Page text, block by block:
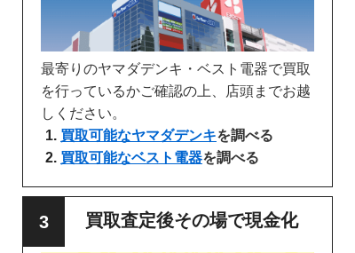
最寄りのヤマダデンキ・ベスト電器で買取
を行っているかご確認の上、店頭までお越
しください。
買取可能なヤマダデンキを調べる
買取可能なベスト電器を調べる
買取査定後その場で現金化